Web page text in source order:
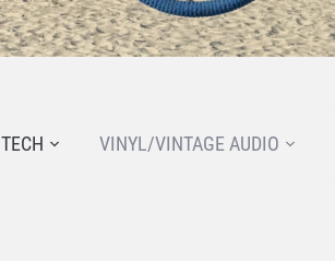
TECH VINYL/VINTAGE AUDIO